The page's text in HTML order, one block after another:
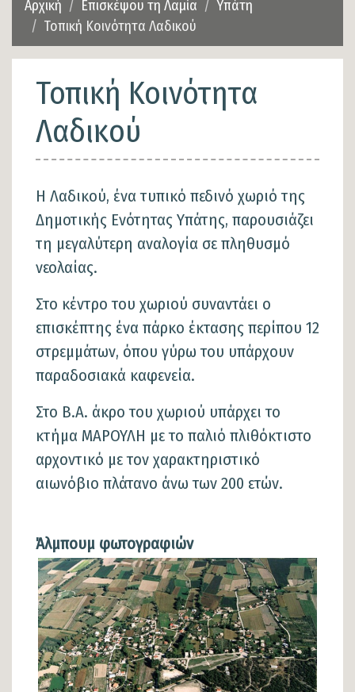
Αρχική Επισκέψου τη Λαμία
Υπάτη
Τοπική Κοινότητα Λαδικού
Τοπική Κοινότητα
Λαδικού
Η Λαδικού, ένα τυπικό πεδινό χωριό της
Δημοτικής Ενότητας Υπάτης, παρουσιάζει
τη μεγαλύτερη αναλογία σε πληθυσμό
νεολαίας.
Στο κέντρο του χωριού συναντάει ο
επισκέπτης ένα πάρκο έκτασης περίπου 12
στρεμμάτων, όπου γύρω του υπάρχουν
παραδοσιακά καφενεία.
Στο Β.Α. άκρο του χωριού υπάρχει το
κτήμα ΜΑΡΟΥΛΗ με το παλιό πλιθόκτιστο
αρχοντικό με τον χαρακτηριστικό
αιωνόβιο πλάτανο άνω των 200 ετών.
Άλμπουμ φωτογραφιών
Φωτογραφίες